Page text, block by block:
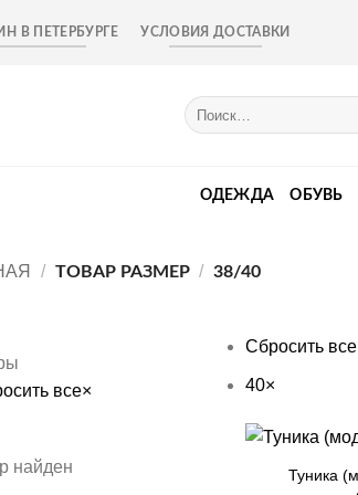
В ПЕТЕРБУРГЕ УСЛОВИЯ ДОСТАВКИ
Искать:
ОДЕЖДА ОБУВЬ
/ ТОВАР РАЗМЕР / 38/40
все×
найден
Сбросить все
40×
+
Туника